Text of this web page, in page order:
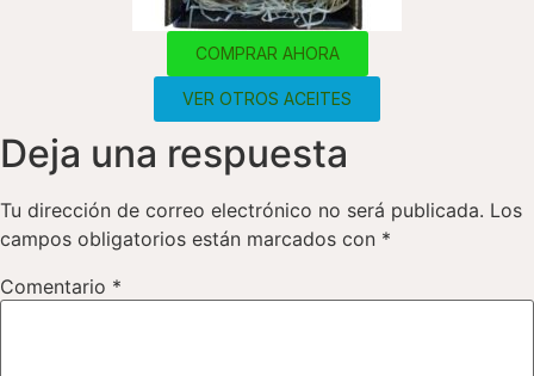
COMPRAR AHORA
VER OTROS ACEITES
Deja una respuesta
Tu dirección de correo electrónico no será publicada. Los
campos obligatorios están marcados con *
Comentario *